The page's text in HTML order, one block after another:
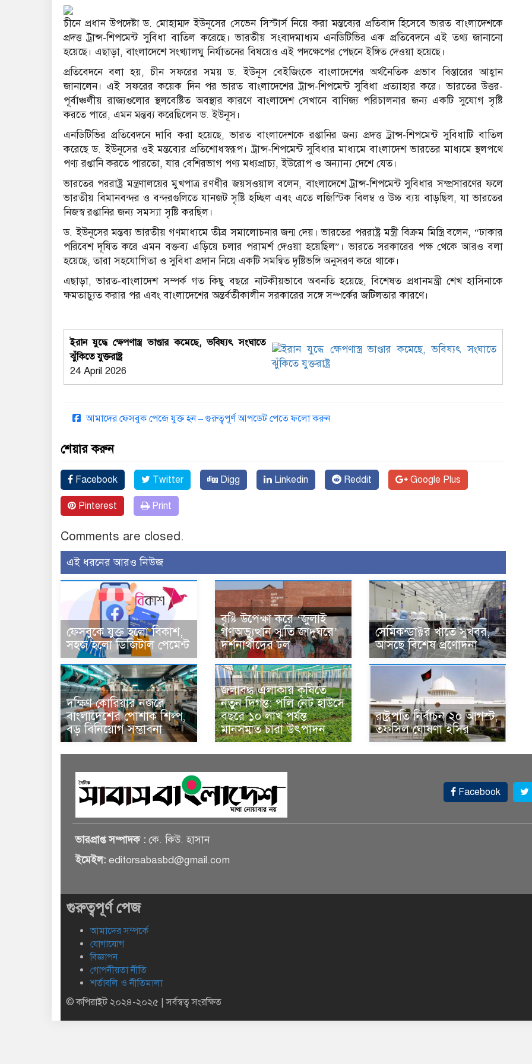
চীনে প্রধান উপদেষ্টা ড. মোহাম্মদ ইউনূসের সেভেন সিস্টার্স নিয়ে করা মন্তব্যের প্রতিবাদ হিসেবে ভারত বাংলাদেশকে
প্রদত্ত ট্রান্স-শিপমেন্ট সুবিধা বাতিল করেছে। ভারতীয় সংবাদমাধ্যম এনডিটিভির এক প্রতিবেদনে এই তথ্য জানানো
হয়েছে। এছাড়া, বাংলাদেশে সংখ্যালঘু নির্যাতনের বিষয়েও এই পদক্ষেপের পেছনে ইঙ্গিত দেওয়া হয়েছে।
প্রতিবেদনে বলা হয়, চীন সফরের সময় ড. ইউনূস বেইজিংকে বাংলাদেশের অর্থনৈতিক প্রভাব বিস্তারের আহ্বান
জানালেন। এই সফরের কয়েক দিন পর ভারত বাংলাদেশের ট্রান্স-শিপমেন্ট সুবিধা প্রত্যাহার করে। ভারতের উত্তর-
পূর্বাঞ্চলীয় রাজ্যগুলোর স্থলবেষ্টিত অবস্থার কারণে বাংলাদেশ সেখানে বাণিজ্য পরিচালনার জন্য একটি সুযোগ সৃষ্টি
করতে পারে, এমন মন্তব্য করেছিলেন ড. ইউনূস।
এনডিটিভির প্রতিবেদনে দাবি করা হয়েছে, ভারত বাংলাদেশকে রপ্তানির জন্য প্রদত্ত ট্রান্স-শিপমেন্ট সুবিধাটি বাতিল
করেছে ড. ইউনূসের ওই মন্তব্যের প্রতিশোধস্বরূপ। ট্রান্স-শিপমেন্ট সুবিধার মাধ্যমে বাংলাদেশ ভারতের মাধ্যমে স্থলপথে
পণ্য রপ্তানি করতে পারতো, যার বেশিরভাগ পণ্য মধ্যপ্রাচ্য, ইউরোপ ও অন্যান্য দেশে যেত।
ভারতের পররাষ্ট্র মন্ত্রণালয়ের মুখপাত্র রণধীর জয়সওয়াল বলেন, বাংলাদেশে ট্রান্স-শিপমেন্ট সুবিধার সম্প্রসারণের ফলে
ভারতীয় বিমানবন্দর ও বন্দরগুলিতে যানজট সৃষ্টি হচ্ছিল এবং এতে লজিস্টিক বিলম্ব ও উচ্চ ব্যয় বাড়ছিল, যা ভারতের
নিজস্ব রপ্তানির জন্য সমস্যা সৃষ্টি করছিল।
ড. ইউনূসের মন্তব্য ভারতীয় গণমাধ্যমে তীব্র সমালোচনার জন্ম দেয়। ভারতের পররাষ্ট্র মন্ত্রী বিক্রম মিস্ত্রি বলেন, “ঢাকার
পরিবেশ দূষিত করে এমন বক্তব্য এড়িয়ে চলার পরামর্শ দেওয়া হয়েছিল”। ভারতে সরকারের পক্ষ থেকে আরও বলা
হয়েছে, তারা সহযোগিতা ও সুবিধা প্রদান নিয়ে একটি সমন্বিত দৃষ্টিভঙ্গি অনুসরণ করে থাকে।
এছাড়া, ভারত-বাংলাদেশ সম্পর্ক গত কিছু বছরে নাটকীয়ভাবে অবনতি হয়েছে, বিশেষত প্রধানমন্ত্রী শেখ হাসিনাকে
ক্ষমতাচ্যুত করার পর এবং বাংলাদেশের অন্তর্বর্তীকালীন সরকারের সঙ্গে সম্পর্কের জটিলতার কারণে।
ইরান যুদ্ধে ক্ষেপণাস্ত্র ভাণ্ডার কমেছে, ভবিষ্যৎ সংঘাতে
ঝুঁকিতে যুক্তরাষ্ট্র
24 April 2026
আমাদের ফেসবুক পেজে যুক্ত হন – গুরুত্বপূর্ণ আপডেট পেতে ফলো করুন
শেয়ার করুন
Facebook Twitter Digg Linkedin Reddit Google Plus
Pinterest Print
Comments are closed.
এই ধরনের আরও নিউজ
ফেসবুকে যুক্ত হলো বিকাশ,
সহজ হলো ডিজিটাল পেমেন্ট
বৃষ্টি উপেক্ষা করে ‘জুলাই
গণঅভ্যুত্থান স্মৃতি জাদুঘরে’
দর্শনার্থীদের ঢল
সেমিকন্ডাক্টর খাতে সুখবর,
আসছে বিশেষ প্রণোদনা
দক্ষিণ কোরিয়ার নজরে
বাংলাদেশের পোশাক শিল্প,
বড় বিনিয়োগ সম্ভাবনা
জলাবদ্ধ এলাকায় কৃষিতে
নতুন দিগন্ত: পলি নেট হাউসে
বছরে ১০ লাখ পর্যন্ত
মানসম্মত চারা উৎপাদন
রাষ্ট্রপতি নির্বাচন ২০ আগস্ট,
তফসিল ঘোষণা ইসির
Facebook
ভারপ্রাপ্ত সম্পাদক : কে. কিউ. হাসান
ইমেইল: editorsabasbd@gmail.com
গুরুত্বপূর্ণ পেজ
আমাদের সম্পর্কে
যোগাযোগ
বিজ্ঞাপন
গোপনীয়তা নীতি
শর্তাবলি ও নীতিমালা
© কপিরাইট ২০২৪-২০২৫ | সর্বস্বত্ব সংরক্ষিত